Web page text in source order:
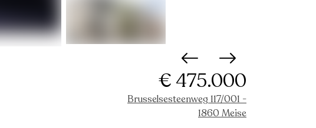
€ 475.000
Brusselsesteenweg 117/001 -
1860 Meise